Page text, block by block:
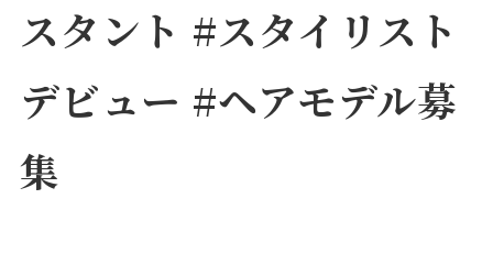
スタント #スタイリスト
デビュー #ヘアモデル募
集